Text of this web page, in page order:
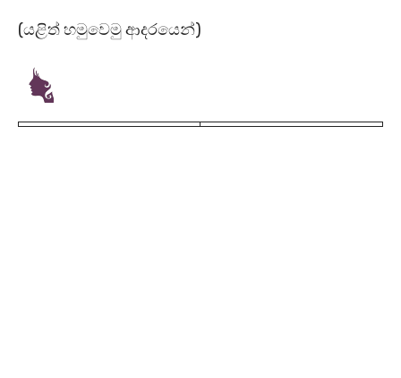
(යළිත් හමුවෙමු ආදරයෙන්)